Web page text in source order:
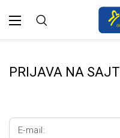
PRIJAVA NA SAJT
E-mail: